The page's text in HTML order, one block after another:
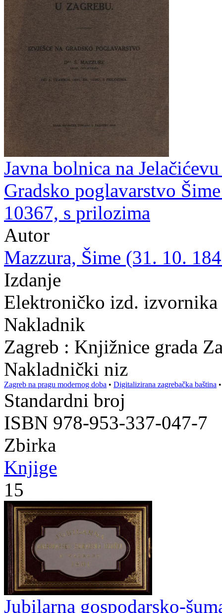
Javna bolnica na
Gradsko poglavarstvo
10367, s prilozima
Autor
Mazzura, Šime (31. 10.
Izdanje
Elektroničko izd.
Nakladnik
Zagreb : Knjižnice grada
Nakladnički niz
Zagreb na pragu modernog doba • Digitalizirana zagrebačka baština
Standardni broj
ISBN 978-953-337-047-7
Zbirka
Knjige
15
Jubilarna gospodarsko-